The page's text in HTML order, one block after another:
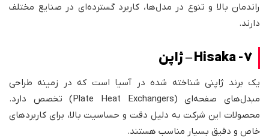
راندمان بالا و تنوع در مدل‌ها، کاربرد گسترده‌ای در صنایع مختلف
دارند.
7- Hisaka – ژاپن
یک برند ژاپنی شناخته شده در آسیا است که در زمینه طراحی
مبدل‌های صفحه‌ای (Plate Heat Exchangers) تخصص دارد.
محصولات این شرکت به دلیل دقت و حساسیت بالا، برای کاربردهای
خاص و دقیق بسیار مناسب هستند.